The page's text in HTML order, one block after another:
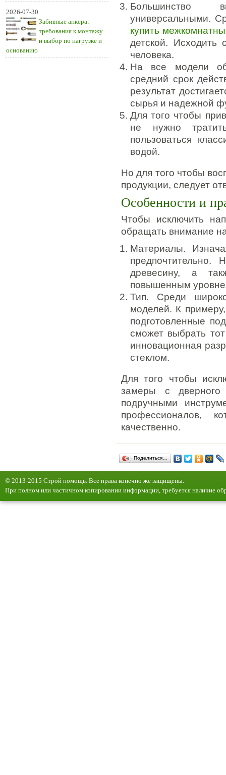
2026-07-30
Забивные анкера:
требования к монтажу
и выбор по нагрузке и
основанию
Большинство
универсальными.
купить
детской. Исходить
человека.
На все модели
средний срок
результат
сырья и надежной
Для того чтобы
не нужно
пользоваться
водой.
Но для того чтобы
продукции, следует
Особенности и
Чтобы исключить
обращать внимание
Материалы.
предпочтительно.
древесину, а
повышенным
Тип. Среди
моделей. К
подготовленные
сможет выбрать
инновационная
стеклом.
Для того чтобы
замеры с дверного
подручными
профессионалов,
качественно.
Поделиться…
© 2013-2015 Строй помощь. Все права конечно же защищены.
При полном или частичном копировании информации, требуется наличие